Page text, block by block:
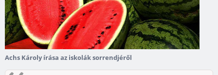
Achs Károly írása az iskolák sorrendjéről